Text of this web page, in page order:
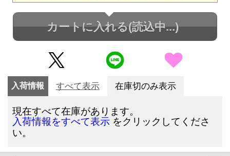
カートに入れる(読込中...)
入荷情報 すべて表示 在庫切のみ表示
現在すべて在庫があります。
入荷情報をすべて表示 をクリックしてくださ
い。